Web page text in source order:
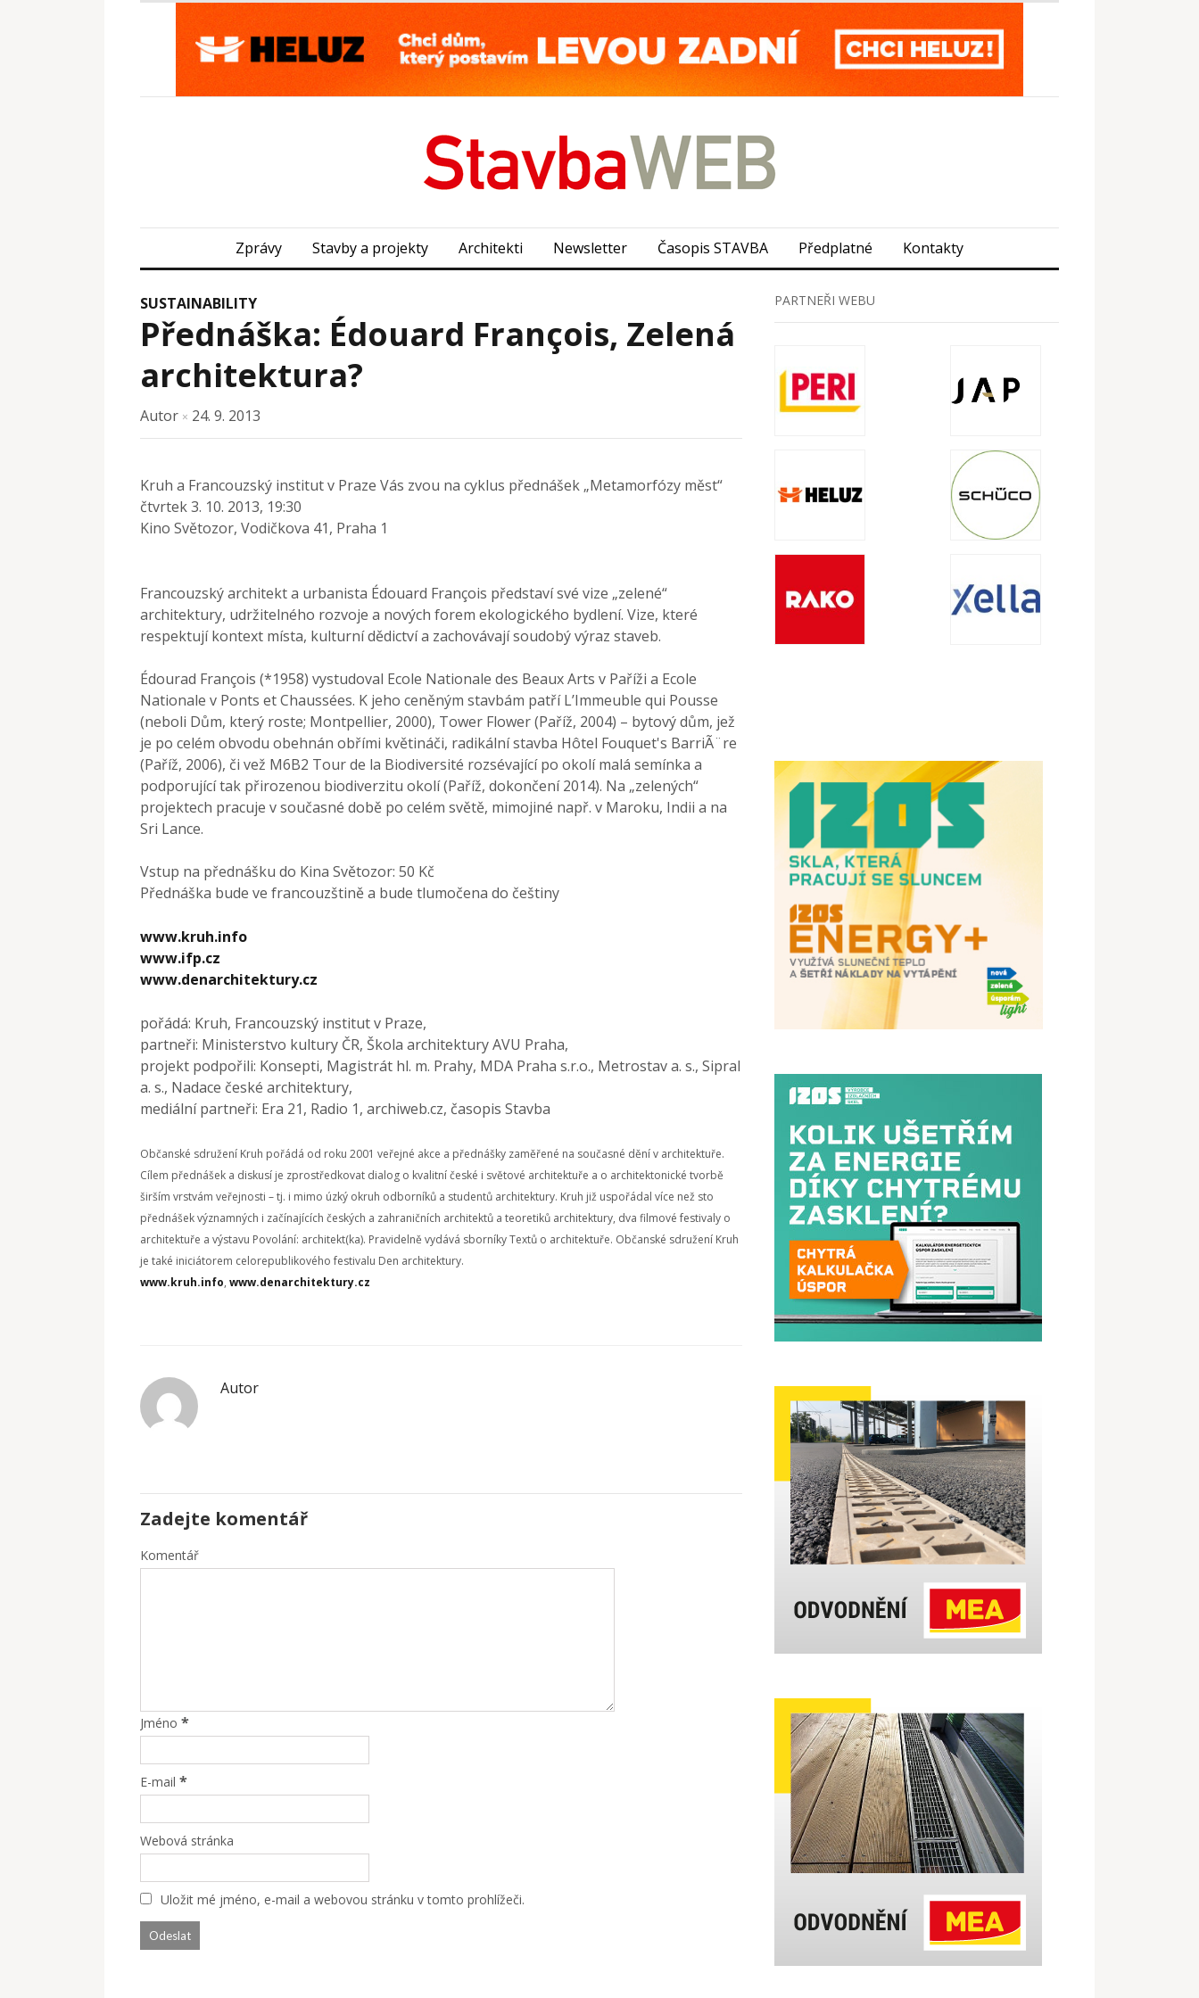
Zprávy Stavby a projekty Architekti Newsletter Časopis STAVBA Předplatné Kontakty
SUSTAINABILITY
Přednáška: Édouard François, Zelená
architektura?
Autor × 24. 9. 2013
Kruh a Francouzský institut v Praze Vás zvou na cyklus přednášek „Metamorfózy měst“
čtvrtek 3. 10. 2013, 19:30
Kino Světozor, Vodičkova 41, Praha 1
Francouzský architekt a urbanista Édouard François představí své vize „zelené“
architektury, udržitelného rozvoje a nových forem ekologického bydlení. Vize, které
respektují kontext místa, kulturní dědictví a zachovávají soudobý výraz staveb.
Édourad François (*1958) vystudoval Ecole Nationale des Beaux Arts v Paříži a Ecole
Nationale v Ponts et Chaussées. K jeho ceněným stavbám patří L’Immeuble qui Pousse
(neboli Dům, který roste; Montpellier, 2000), Tower Flower (Paříž, 2004) – bytový dům, jež
je po celém obvodu obehnán obřími květináči, radikální stavba Hôtel Fouquet's BarriÃ¨re
(Paříž, 2006), či vež M6B2 Tour de la Biodiversité rozsévající po okolí malá semínka a
podporující tak přirozenou biodiverzitu okolí (Paříž, dokončení 2014). Na „zelených“
projektech pracuje v současné době po celém světě, mimojiné např. v Maroku, Indii a na
Sri Lance.
Vstup na přednášku do Kina Světozor: 50 Kč
Přednáška bude ve francouzštině a bude tlumočena do češtiny
www.kruh.info
www.ifp.cz
www.denarchitektury.cz
pořádá: Kruh, Francouzský institut v Praze,
partneři: Ministerstvo kultury ČR, Škola architektury AVU Praha,
projekt podpořili: Konsepti, Magistrát hl. m. Prahy, MDA Praha s.r.o., Metrostav a. s., Sipral
a. s., Nadace české architektury,
mediální partneři: Era 21, Radio 1, archiweb.cz, časopis Stavba
Občanské sdružení Kruh pořádá od roku 2001 veřejné akce a přednášky zaměřené na současné dění v architektuře.
Cílem přednášek a diskusí je zprostředkovat dialog o kvalitní české i světové architektuře a o architektonické tvorbě
širším vrstvám veřejnosti – tj. i mimo úzký okruh odborníků a studentů architektury. Kruh již uspořádal více než sto
přednášek významných i začínajících českých a zahraničních architektů a teoretiků architektury, dva filmové festivaly o
architektuře a výstavu Povolání: architekt(ka). Pravidelně vydává sborníky Textů o architektuře. Občanské sdružení Kruh
je také iniciátorem celorepublikového festivalu Den architektury.
www.kruh.info, www.denarchitektury.cz
Autor
Zadejte komentář
Komentář
Jméno *
E-mail *
Webová stránka
Uložit mé jméno, e-mail a webovou stránku v tomto prohlížeči.
PARTNEŘI WEBU